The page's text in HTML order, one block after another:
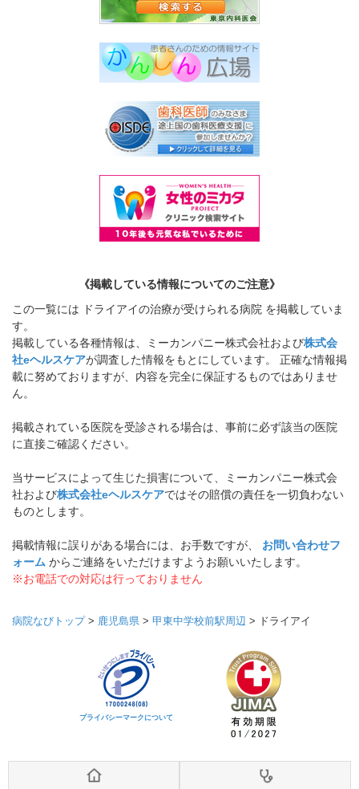
《掲載している情報についてのご注意》
この一覧には ドライアイの治療が受けられる病院 を掲載していま
す。
掲載している各種情報は、ミーカンパニー株式会社および株式会
社eヘルスケアが調査した情報をもとにしています。 正確な情報掲
載に努めておりますが、内容を完全に保証するものではありませ
ん。
掲載されている医院を受診される場合は、事前に必ず該当の医院
に直接ご確認ください。
当サービスによって生じた損害について、ミーカンパニー株式会
社および株式会社eヘルスケアではその賠償の責任を一切負わない
ものとします。
掲載情報に誤りがある場合には、お手数ですが、 お問い合わせフ
ォーム からご連絡をいただけますようお願いいたします。
※お電話での対応は行っておりません
病院なびトップ> 鹿児島県 > 甲東中学校前駅周辺 > ドライアイ
プライバシーマークについて